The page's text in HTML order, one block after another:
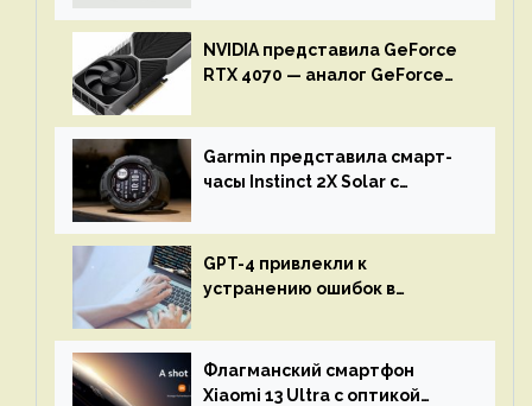
NVIDIA представила GeForce
RTX 4070 — аналог GeForce
Garmin представила смарт-
часы Instinct 2X Solar с
GPT-4 привлекли к
устранению ошибок в
остановится до полного
восстановления кода и
объяснит, что пошло не так
Флагманский смартфон
Xiaomi 13 Ultra с оптикой